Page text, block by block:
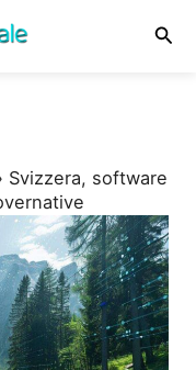
Svizzera, software